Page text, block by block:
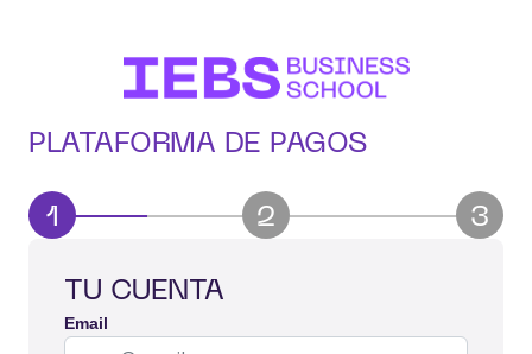
PLATAFORMA DE PAGOS
1 2 3
TU CUENTA
Email